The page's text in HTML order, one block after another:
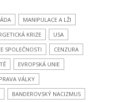
MANIPULACE A LŽI
KRIZE
USA
SPOLEČNOSTI
CENZURA
EVROPSKÁ UNIE
VÁLKY
BANDEROVSKÝ NACIZMUS